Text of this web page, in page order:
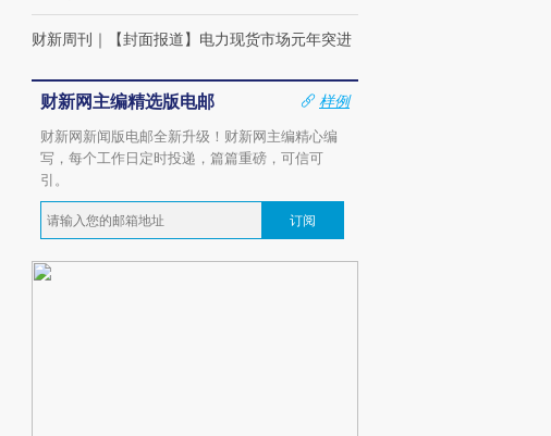
财新周刊 ｜ 【封面报道】电力现货市场元年突进
财新网主编精选版电邮
样例
财新网新闻版电邮全新升级！财新网主编精心编
写，每个工作日定时投递，篇篇重磅，可信可
引。
订阅